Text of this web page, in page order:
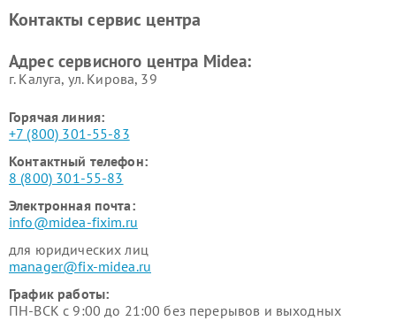
пылесосов Midea
Midea
Контакты сервис центра
Адрес сервисного центра Midea:
г. Калуга, ул. Кирова, 39
Горячая линия:
+7 (800) 301-55-83
Контактный телефон:
8 (800) 301-55-83
Электронная почта:
info@midea-fixim.ru
для юридических лиц
manager@fix-midea.ru
График работы:
ПН-ВСК с 9:00 до 21:00 без перерывов и выходных